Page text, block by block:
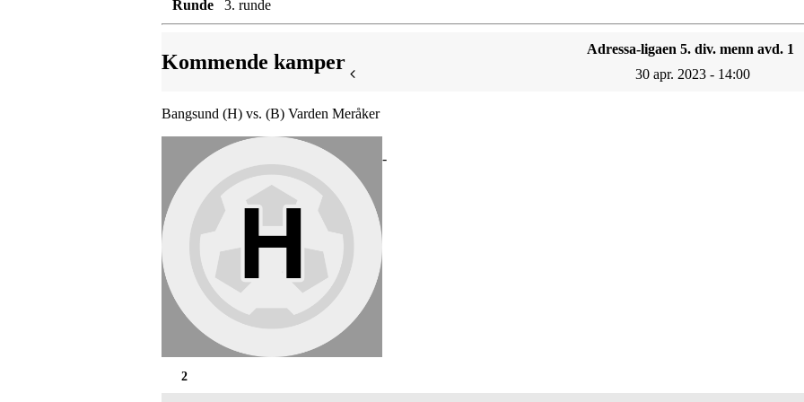
Runde 3. runde
Kommende kamper
Adressa-ligaen 5. div. menn avd. 1
30 apr. 2023 - 14:00
Bangsund (H) vs. (B) Varden Meråker
-
2